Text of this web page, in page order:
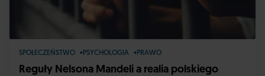
SPOŁECZEŃSTWO PSYCHOLOGIA PRAWO
Reguły Nelsona Mandeli a realia polskiego